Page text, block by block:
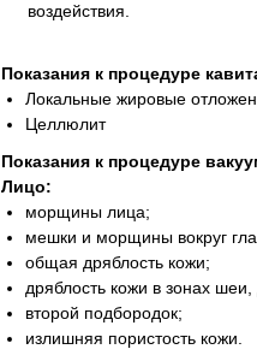
воздействия.
Показания к процедуре
Локальные жировые
Целлюлит
Показания к процедуре
Лицо:
морщины лица;
мешки и морщины вокруг
общая дряблость кожи;
дряблость кожи в зонах шеи,
второй подбородок;
излишняя пористость кожи.